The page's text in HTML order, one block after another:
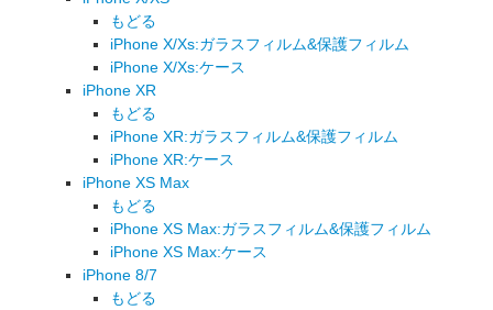
もどる
iPhone X/Xs:ガラスフィルム&保護フィルム
iPhone X/Xs:ケース
iPhone XR
もどる
iPhone XR:ガラスフィルム&保護フィルム
iPhone XR:ケース
iPhone XS Max
もどる
iPhone XS Max:ガラスフィルム&保護フィルム
iPhone XS Max:ケース
iPhone 8/7
もどる